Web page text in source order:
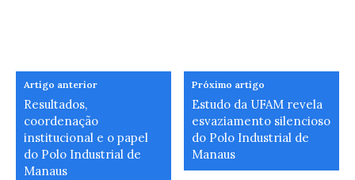
Artigo anterior
Resultados,
coordenação
institucional e o papel
do Polo Industrial de
Manaus
Próximo artigo
Estudo da UFAM revela
esvaziamento silencioso
do Polo Industrial de
Manaus